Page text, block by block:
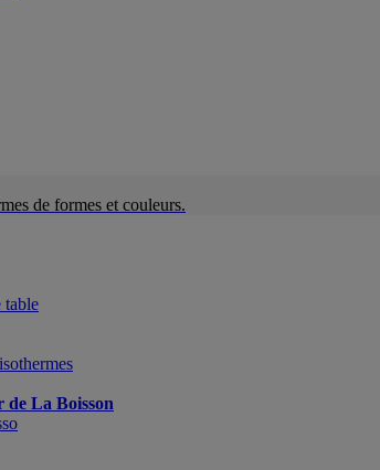
de formes et couleurs.
table
de La Boisson